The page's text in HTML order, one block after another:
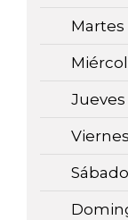
Martes
Jueves
Viernes
Sábado